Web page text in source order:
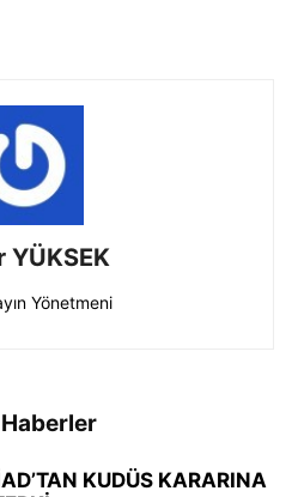
YÜKSEK
Yönetmeni
KUDÜS KARARINA